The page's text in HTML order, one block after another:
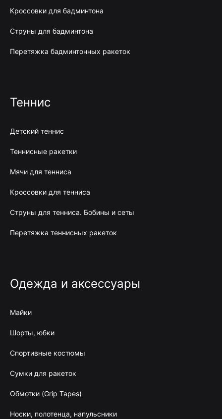
Кроссовки для бадминтона
Струны для бадминтона
Перетяжка бадминтонных ракеток
Теннис
Детский теннис
Теннисные ракетки
Мячи для тенниса
Кроссовки для тенниса
Струны для тенниса. Бобины и сеты
Перетяжка теннисных ракеток
Одежда и аксессуары
Майки
Шорты, юбки
Спортивные костюмы
Сумки для ракеток
Обмотки (Grip Tapes)
Носки, полотенца, напульсники